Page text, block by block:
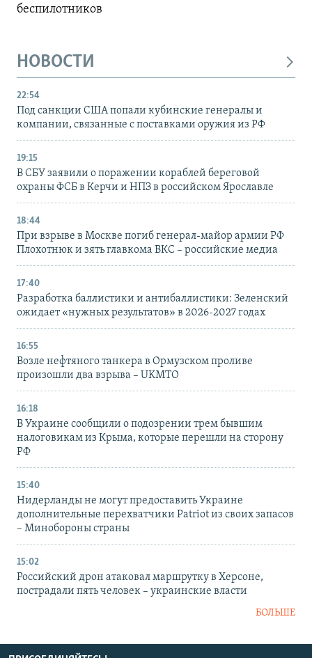
беспилотников
НОВОСТИ
22:54
Под санкции США попали кубинские генералы и
компании, связанные с поставками оружия из РФ
19:15
В СБУ заявили о поражении кораблей береговой
охраны ФСБ в Керчи и НПЗ в российском Ярославле
18:44
При взрыве в Москве погиб генерал-майор армии РФ
Плохотнюк и зять главкома ВКС – российские медиа
17:40
Разработка баллистики и антибаллистики: Зеленский
ожидает «нужных результатов» в 2026-2027 годах
16:55
Возле нефтяного танкера в Ормузском проливе
произошли два взрыва – UKMTO
16:18
В Украине сообщили о подозрении трем бывшим
налоговикам из Крыма, которые перешли на сторону
РФ
15:40
Нидерланды не могут предоставить Украине
дополнительные перехватчики Patriot из своих запасов
– Минобороны страны
15:02
Российский дрон атаковал маршрутку в Херсоне,
пострадали пять человек – украинские власти
БОЛЬШЕ